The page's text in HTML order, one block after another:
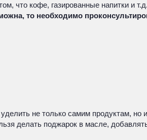
что кофе, газированные напитки
то необходимо
не только самим продуктам, но
делать поджарок в масле,